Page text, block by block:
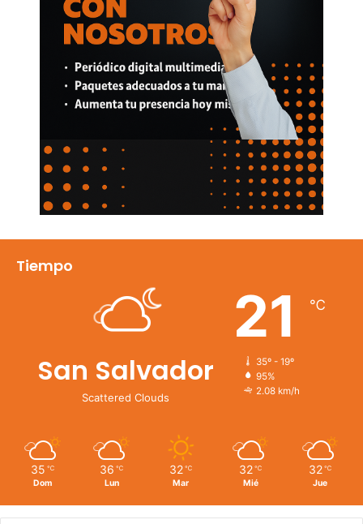
Tiempo
San Salvador
Scattered Clouds
21 ℃
35º - 19º
95%
2.08 km/h
35 ℃
Dom
36 ℃
Lun
32 ℃
Mar
32 ℃
Mié
32 ℃
Jue